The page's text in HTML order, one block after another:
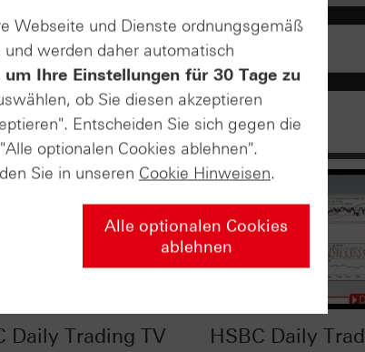
Daily Trading TV
HSBC Daily
Webseite und Dienste ordnungsgemäß
werden daher automatisch
Ihre Einstellungen für 30 Tage zu
ob Sie diesen akzeptieren
Entscheiden Sie sich gegen die
optionalen Cookies ablehnen".
Sie in unseren Cookie Hinweisen.
Alle optionalen Cookies
ablehnen